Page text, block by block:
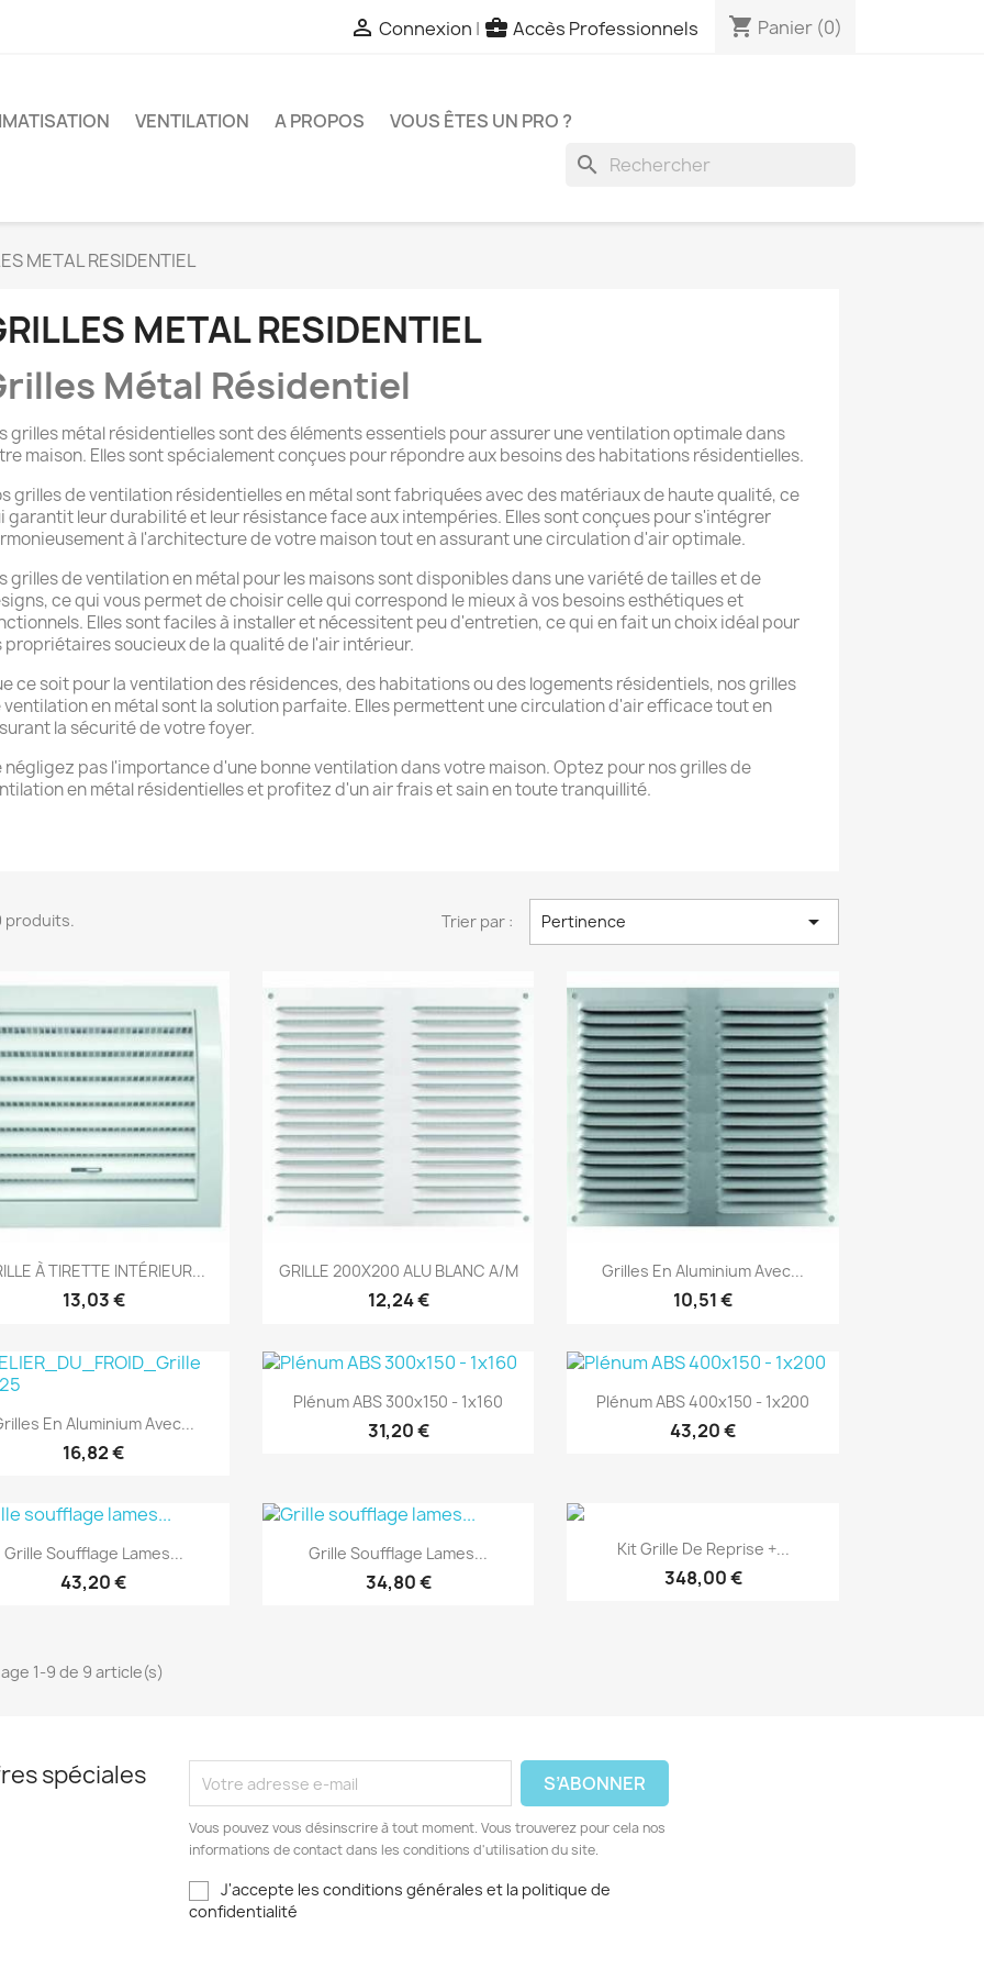
 Connexion |  Accès Professionnels shopping_cart Panier (0)
VENTILATION A PROPOS VOUS ÊTES UN PRO ?
search
METAL RESIDENTIEL
METAL RESIDENTIEL
Métal Résidentiel
grilles métal résidentielles sont des éléments essentiels pour assurer une ventilation optimale dans
maison. Elles sont spécialement conçues pour répondre aux besoins des habitations résidentielles.
grilles de ventilation résidentielles en métal sont fabriquées avec des matériaux de haute qualité, ce
garantit leur durabilité et leur résistance face aux intempéries. Elles sont conçues pour s'intégrer
à l'architecture de votre maison tout en assurant une circulation d'air optimale.
grilles de ventilation en métal pour les maisons sont disponibles dans une variété de tailles et de
ce qui vous permet de choisir celle qui correspond le mieux à vos besoins esthétiques et
Elles sont faciles à installer et nécessitent peu d'entretien, ce qui en fait un choix idéal pour
propriétaires soucieux de la qualité de l'air intérieur.
ce soit pour la ventilation des résidences, des habitations ou des logements résidentiels, nos grilles
ventilation en métal sont la solution parfaite. Elles permettent une circulation d'air efficace tout en
la sécurité de votre foyer.
négligez pas l'importance d'une bonne ventilation dans votre maison. Optez pour nos grilles de
en métal résidentielles et profitez d'un air frais et sain en toute tranquillité.
produits. Trier par : Pertinence 
Aperçu rapide
À TIRETTE INTÉRIEUR...
13,03 €
Aperçu rapide
GRILLE 200X200 ALU BLANC A/M
12,24 €
Aperçu rapide
Grilles En Aluminium Avec...
10,51 €
Aperçu rapide
En Aluminium Avec...
16,82 €
 Aperçu rapide
Plénum ABS 300x150 - 1x160
31,20 €
 Aperçu rapide
Plénum ABS 400x150 - 1x200
43,20 €
 Aperçu rapide
Grille Soufflage Lames...
43,20 €
 Aperçu rapide
Grille Soufflage Lames...
34,80 €
Aperçu rapide
Kit Grille De Reprise +...
348,00 €
1-9 de 9 article(s)
spéciales
Vous pouvez vous désinscrire à tout moment. Vous trouverez pour cela nos
informations de contact dans les conditions d'utilisation du site.
J'accepte les conditions générales et la politique de
confidentialité